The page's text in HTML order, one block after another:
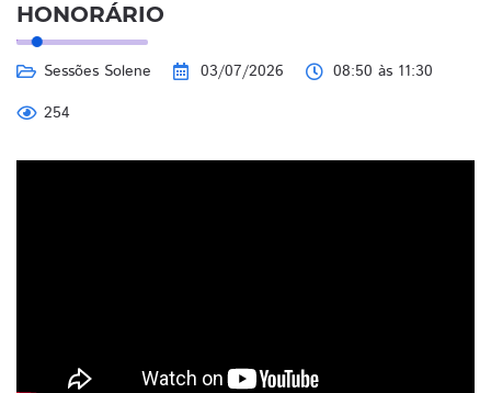
HONORÁRIO
Sessões Solene 03/07/2026
08:50 às 11:30
254